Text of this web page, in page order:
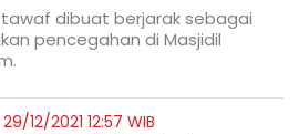
tawaf dibuat berjarak sebagai
pencegahan di Masjidil
29/12/2021 12:57 WIB